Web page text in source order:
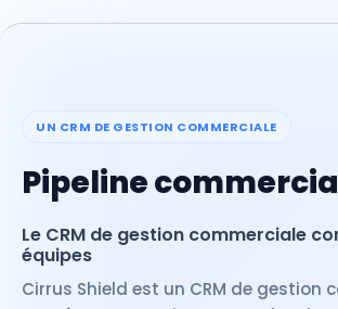
UN CRM DE GESTION COMMERCIALE
Pipeline
Le CRM de gestion commerciale
équipes
Cirrus Shield est un CRM de gestion